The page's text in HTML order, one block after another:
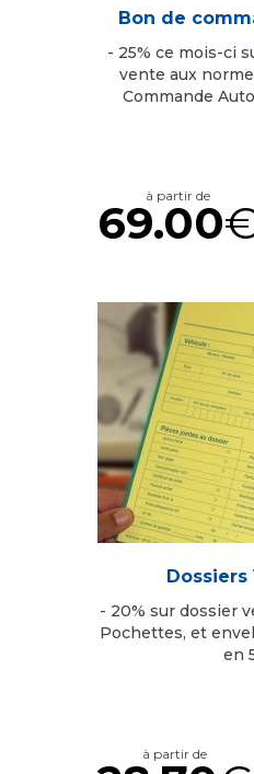
Bon de
- 25% ce mois-ci
vente aux
Commande
à partir de
69.00
Dossiers
- 20% sur dossier
Pochettes, et
en
à partir de